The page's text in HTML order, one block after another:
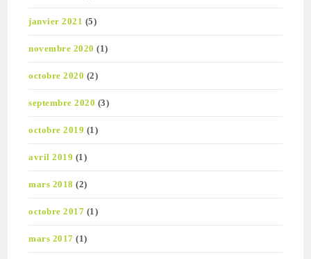
janvier 2021 (5)
novembre 2020 (1)
octobre 2020 (2)
septembre 2020 (3)
octobre 2019 (1)
avril 2019 (1)
mars 2018 (2)
octobre 2017 (1)
mars 2017 (1)